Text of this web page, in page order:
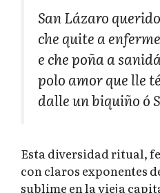
San Lázaro querido
che quite a
e che poña a
polo amor que lle
dalle un biquiño ó
Esta diversidad ritual,
con claros exponentes
sublime en la vieja